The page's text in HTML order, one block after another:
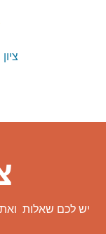
יש לכם שאלות